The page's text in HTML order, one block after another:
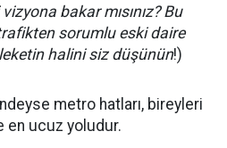
bakar mısınız? Bu
sorumlu eski daire
halini siz düşünün!)
metro hatları, bireyleri
en ucuz yoludur.